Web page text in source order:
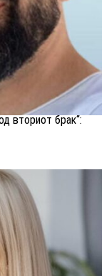
вториот брак“: